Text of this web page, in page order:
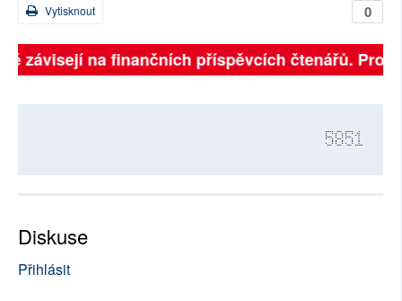
0
Vytisknout
závisejí na finančních příspěvcích čtenářů.
5851
Diskuse
Přihlásit